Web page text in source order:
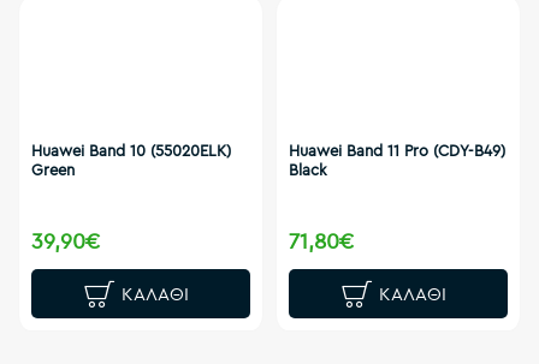
Huawei Band 10 (55020ELK)
Green
39,90€
ΚΑΛΆΘΙ
Huawei Band 11 Pro (CDY-B49)
Black
71,80€
ΚΑΛΆΘΙ